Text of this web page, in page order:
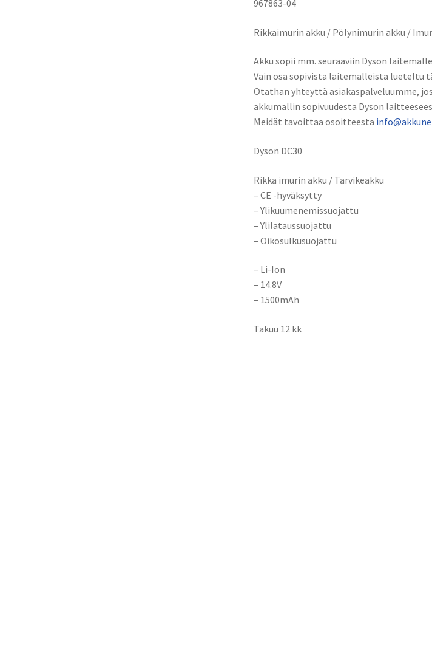
967863-04
Rikkaimurin akku / Pölynimurin akku /
Akku sopii mm. seuraaviin Dyson
Vain osa sopivista laitemalleista lueteltu
Otathan yhteyttä asiakaspalveluumme,
akkumallin sopivuudesta Dyson
Meidät tavoittaa osoitteesta
Dyson DC30
Rikka imurin akku / Tarvikeakku
– CE -hyväksytty
– Ylikuumenemissuojattu
– Ylilataussuojattu
– Oikosulkusuojattu
– Li-Ion
– 14.8V
– 1500mAh
Takuu 12 kk